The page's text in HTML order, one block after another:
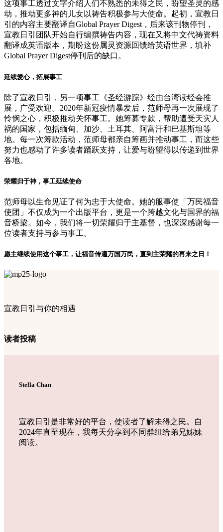
这项事工透过文字介绍人们不熟悉的未得之民，盼望圣灵的感
动，推动更多神的儿女以祷告积极参与大使命。起初，宣教日
引的内容主要翻译自Global Prayer Digest，后来该刊物停刊，
宣教日引团队开始自行编撰祷告内容，现在又将中文代祷资料
翻译成英语版本，期盼这份属灵资源回馈给英语世界，填补
Global Prayer Digest停刊后的缺口。
延续爱心，拓展事工
除了宣教日引，另一项事工《圣经游踪》经由台湾读经会推
展，广受欢迎。2020年新冠疫情暴发后，范师母再一次展现了
怜悯之心，积极推动关怀事工。她筹募专款，帮助遭受天灾人
祸的国家，包括缅甸、加沙、土耳其、阿富汗和巴基斯坦等
地。每一次筹款活动，范师母都亲自筹画并推动事工，而这些
努力也感动了许多读者踊跃支持，让爱与盼望得以传递到世界
各地。
荣耀归于神，事工延续使命
范师母以生命见证了何为忠于大使命。她的服事使「万民福音
使团」不仅成为一个出版平台，更是一个跨越文化与国界的福
音桥梁。如今，我们将一切荣耀归于主基督，也深深感谢每一
位读者支持与参与事工。
愿主继续使用这个事工，让福音传遍万国万民，直到主荣耀的再来之日！
宣教日引与你的相遇
读者投稿
Stella Chan
宣教日引是非常好的平台，使读者了解未得之民。自
2024年直至现在，我每天分享到不同群组给弟兄姊妹
阅读。